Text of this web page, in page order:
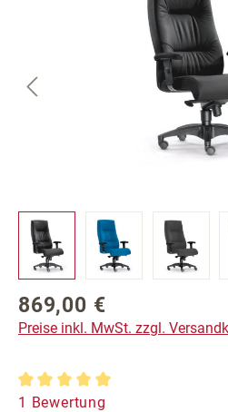
Regulärer Preis:
869,00 €
Preise inkl. MwSt. zzgl.
Durchschnittliche Bewertung
1 Bewertung